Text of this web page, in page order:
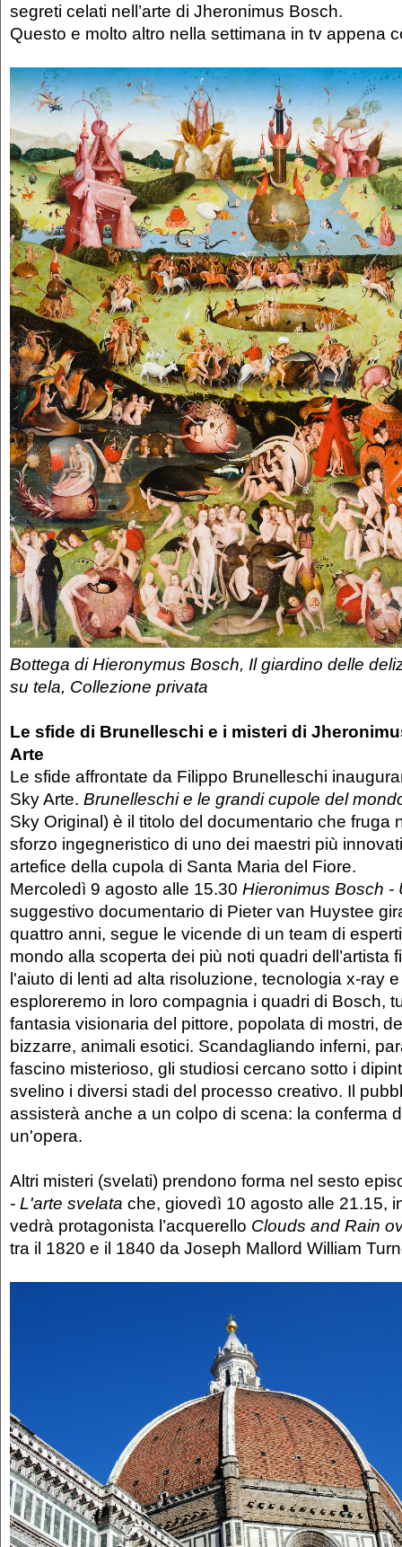
segreti celati nell’arte di Jheronimus Bosch.
Questo e molto altro nella settimana in tv appena
Bottega di Hieronymus Bosch, Il giardino delle
su tela, Collezione privata
Le sfide di Brunelleschi e i misteri di
Arte
Le sfide affrontate da Filippo Brunelleschi
Sky Arte. Brunelleschi e le grandi cupole del
Sky Original) è il titolo del documentario che fruga
sforzo ingegneristico di uno dei maestri più
artefice della cupola di Santa Maria del Fiore.
Mercoledì 9 agosto alle 15.30 Hieronimus Bosch -
suggestivo documentario di Pieter van Huystee
quattro anni, segue le vicende di un team di
mondo alla scoperta dei più noti quadri dell’artista
l'aiuto di lenti ad alta risoluzione, tecnologia x-ray
esploreremo in loro compagnia i quadri di Bosch,
fantasia visionaria del pittore, popolata di mostri,
bizzarre, animali esotici. Scandagliando inferni,
fascino misterioso, gli studiosi cercano sotto i
svelino i diversi stadi del processo creativo. Il
assisterà anche a un colpo di scena: la conferma
un'opera.
Altri misteri (svelati) prendono forma nel sesto
- L'arte svelata che, giovedì 10 agosto alle 21.15,
vedrà protagonista l’acquerello Clouds and Rain
tra il 1820 e il 1840 da Joseph Mallord William